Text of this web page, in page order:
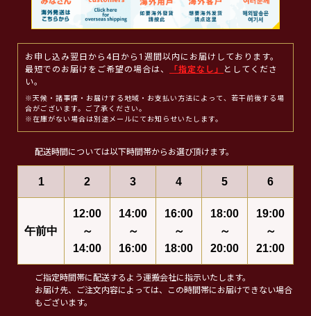
お申し込み翌日から4日から1週間以内にお届けしております。
最短でのお届けをご希望の場合は、
「指定なし」
としてくださ
い。
※天候・諸事情・お届けする地域・お支払い方法によって、若干前後する場
合がございます。ご了承ください。
※在庫がない場合は別途メールにてお知らせいたします。
配送時間については以下時間帯からお選び頂けます。
1 2 3 4 5 6
午前中
12:00
～
14:00
14:00
～
16:00
16:00
～
18:00
18:00
～
20:00
19:00
～
21:00
ご指定時間帯に配送するよう運搬会社に指示いたします。
お届け先、ご注文内容によっては、この時間帯にお届けできない場合
もございます。